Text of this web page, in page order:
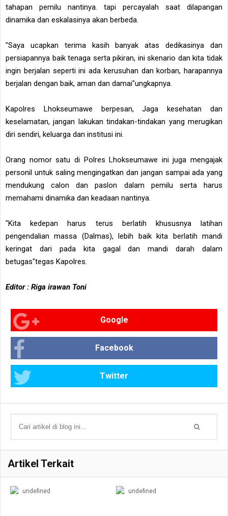
tahapan pemilu nantinya. tapi percayalah saat dilapangan
dinamika dan eskalasinya akan berbeda.
"Saya ucapkan terima kasih banyak atas dedikasinya dan
persiapannya baik tenaga serta pikiran, ini skenario dan kita tidak
ingin berjalan seperti ini ada kerusuhan dan korban, harapannya
berjalan dengan baik, aman dan damai"ungkapnya.
Kapolres Lhokseumawe berpesan, Jaga kesehatan dan
keselamatan, jangan lakukan tindakan-tindakan yang merugikan
diri sendiri, keluarga dan institusi ini.
Orang nomor satu di Polres Lhokseumawe ini juga mengajak
personil untuk saling mengingatkan dan jangan sampai ada yang
mendukung calon dan paslon dalam pemilu serta harus
memahami dinamika dan keadaan nantinya.
"Kita kedepan harus terus berlatih khususnya latihan
pengendalian massa (Dalmas), lebih baik kita berlatih mandi
keringat dari pada kita gagal dan mandi darah dalam
betugas"tegas Kapolres.
Editor : Riga irawan Toni
Google
Facebook
Twitter
Artikel Terkait
undefined undefined